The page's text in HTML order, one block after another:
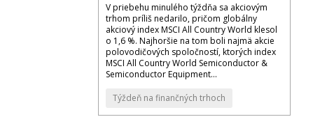
V priebehu minulého týždňa sa akciovým
trhom príliš nedarilo, pričom globálny
akciový index MSCI All Country World klesol
o 1,6 %. Najhoršie na tom boli najmä akcie
polovodičových spoločností, ktorých index
MSCI All Country World Semiconductor &
Semiconductor Equipment...
Týždeň na finančných trhoch